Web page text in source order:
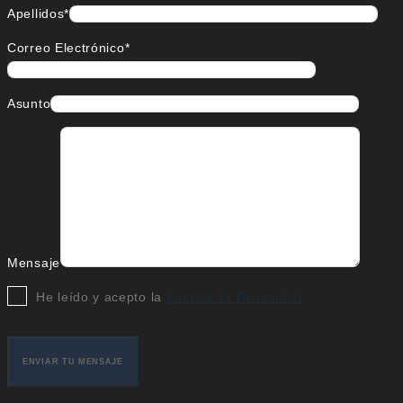
Apellidos*
Correo Electrónico*
Asunto
Mensaje
He leído y acepto la